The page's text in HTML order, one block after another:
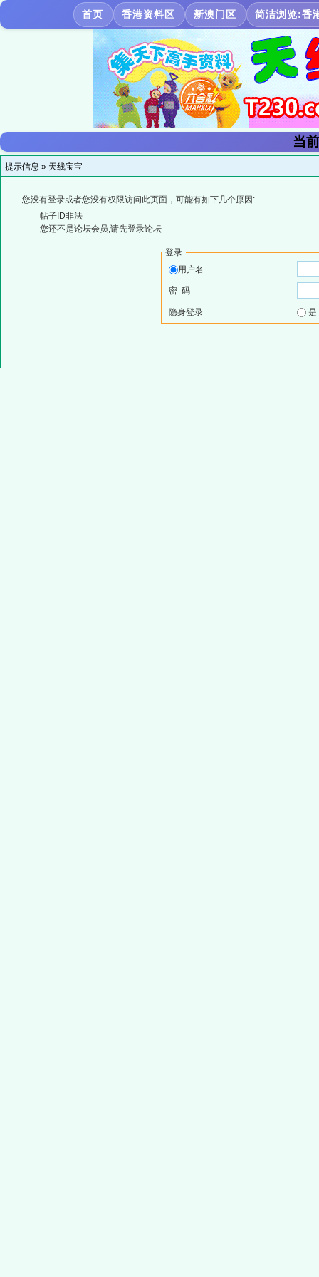
首页 香港资料区 新澳门区 简洁浏览:香
当
提示信息 » 天线宝宝
您没有登录或者您没有权限访问此页面，可能有如下几个原因:
帖子ID非法
您还不是论坛会员,请先登录论坛
登录
用户名
密 码
隐身登录